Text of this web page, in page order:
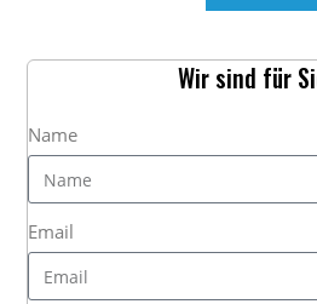
Wir sind für
Name
Email